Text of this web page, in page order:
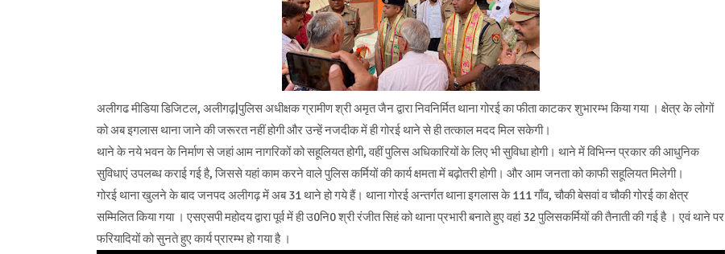
अलीगढ मीडिया डिजिटल, अलीगढ़|पुलिस अधीक्षक ग्रामीण श्री अमृत जैन द्वारा निवनिर्मित थाना गोरई का फीता काटकर शुभारम्भ किया गया । क्षेत्र के लोगों
को अब इगलास थाना जाने की जरूरत नहीं होगी और उन्हें नजदीक में ही गोरई थाने से ही तत्काल मदद मिल सकेगी।
थाने के नये भवन के निर्माण से जहां आम नागरिकों को सहूलियत होगी, वहीं पुलिस अधिकारियों के लिए भी सुविधा होगी। थाने में विभिन्न प्रकार की आधुनिक
सुविधाएं उपलब्ध कराई गई है, जिससे यहां काम करने वाले पुलिस कर्मियों की कार्य क्षमता में बढ़ोतरी होगी। और आम जनता को काफी सहूलियत मिलेगी।
गोरई थाना खुलने के बाद जनपद अलीगढ़ में अब 31 थाने हो गये हैं। थाना गोरई अन्तर्गत थाना इगलास के 111 गाँव, चौकी बेसवां व चौकी गोरई का क्षेत्र
सम्मिलित किया गया । एसएसपी महोदय द्वारा पूर्व में ही उ0नि0 श्री रंजीत सिहं को थाना प्रभारी बनाते हुए वहां 32 पुलिसकर्मियों की तैनाती की गई है । एवं थाने पर
फरियादियों को सुनते हुए कार्य प्रारम्भ हो गया है ।